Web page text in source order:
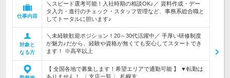
仕事内容
＼スピード選考可能！入社時期の相談OK♪／ 資料作成・デー
タ入力・進行のチェック・スタッフ管理など、事務系総合職と
してトータルに担います♪
対象と
なる方
＼未経験歓迎ポジション！20～30代活躍中／ 手厚い研修制度
が魅力♪だから、経験や資格が無くても安心してスタートでき
ます！ ※高卒以上
【 全国各地で募集します！希望エリアで通勤可能 】 ▼転勤は
ありません！ 〈 支店一覧 〉 札幌支…